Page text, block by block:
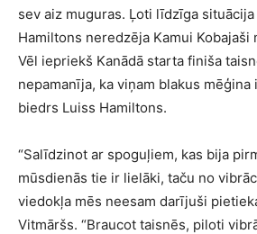
sev aiz muguras. Ļoti līdzīga
Hamiltons neredzēja Kamui Kobajaši
Vēl iepriekš Kanādā starta finiša
nepamanīja, ka viņam blakus mēģina
biedrs Luiss Hamiltons.
“Salīdzinot ar spoguļiem, kas bija
mūsdienās tie ir lielāki, taču no
viedokļa mēs neesam darījuši
Vitmāršs. “Braucot taisnēs, piloti